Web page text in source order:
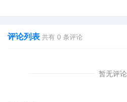
评论列表 共有 0 条评论
暂无评论